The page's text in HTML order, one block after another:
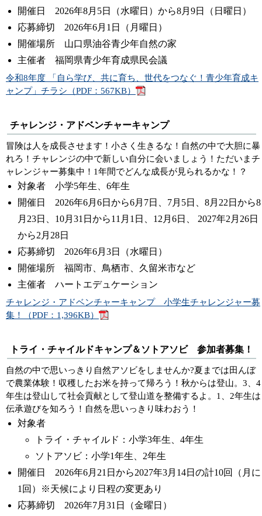
開催日 2026年8月5日（水曜日）から8月9日（日曜日）
応募締切 2026年6月1日（月曜日）
開催場所 山口県油谷青少年自然の家
主催者 福岡県青少年育成県民会議
令和8年度 「自ら学び、共に育ち、世代をつなぐ！青少年育成キ
ャンプ」チラシ（PDF：567KB）
チャレンジ・アドベンチャーキャンプ
冒険は人を成長させます！小さく生きるな！自然の中で大胆に暴
れろ！チャレンジの中で新しい自分に会いましょう！ただいまチ
ャレンジャー募集中！1年間でどんな成長が見られるかな！？
対象者 小学5年生、6年生
開催日 2026年6月6日から6月7日、7月5日、8月22日から8
月23日、10月31日から11月1日、12月6日、 2027年2月26日
から2月28日
応募締切 2026年6月3日（水曜日）
開催場所 福岡市、鳥栖市、久留米市など
主催者 ハートエデュケーション
チャレンジ・アドベンチャーキャンプ 小学生チャレンジャー募
集！（PDF：1,396KB）
トライ・チャイルドキャンプ＆ソトアソビ 参加者募集！
自然の中で思いっきり自然アソビをしませんか?夏までは田んぼ
で農業体験！収穫したお米を持って帰ろう！秋からは登山。3、4
年生は登山して社会貢献として登山道を整備するよ。1、2年生は
伝承遊びを知ろう！自然を思いっきり味わおう！
対象者
トライ・チャイルド：小学3年生、4年生
ソトアソビ：小学1年生、2年生
開催日 2026年6月21日から2027年3月14日の計10回（月に
1回）※天候により日程の変更あり
応募締切 2026年7月31日（金曜日）